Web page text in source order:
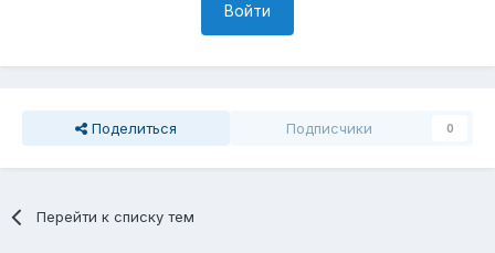
Войти
Поделиться Подписчики 0
Перейти к списку тем